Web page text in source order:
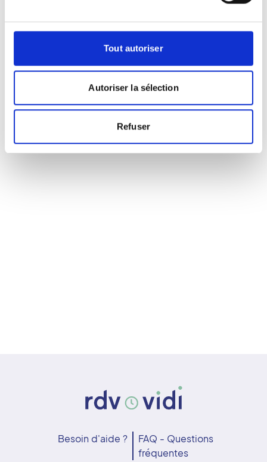
Tout autoriser
Autoriser la sélection
Refuser
Besoin d'aide ?
FAQ - Questions
fréquentes